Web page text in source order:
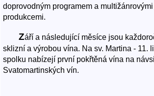
doprovodným programem a
produkcemi.
Září a následující měsíce jsou
sklizní a výrobou vína. Na sv. Martina - 11.
spolku nabízejí první pokřtěná vína na
Svatomartinských vín.